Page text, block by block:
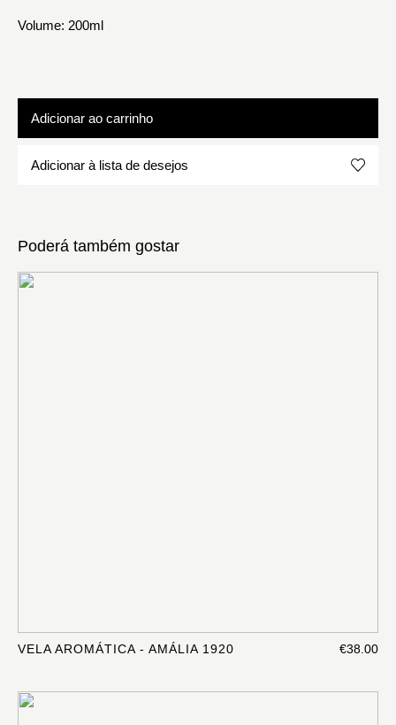
Volume: 200ml
Adicionar ao carrinho
Adicionar à lista de desejos
Poderá também gostar
VELA AROMÁTICA - AMÁLIA 1920 €38.00